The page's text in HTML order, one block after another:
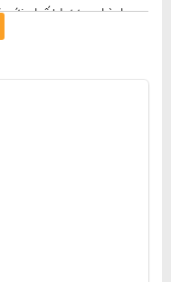
chất lượng hình
diện thân thiện,
hấp dẫn, tiện lợi,
thích truyện tranh